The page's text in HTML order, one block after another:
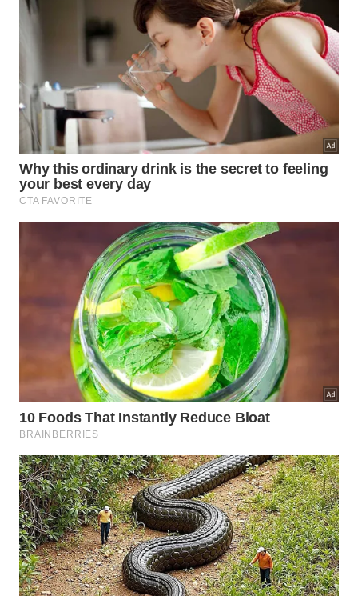
Quais erros mais atrapalham quem
tenta seguir essa recomendação?
Muita gente tropeça menos na falta de informação e
mais na execução. A meta semanal é simples, mas o
acúmulo de fadiga, a escolha errada de ritmo e a
ausência de progressão costumam minar a
consistência.
Começar forte demais e abandonar na segunda
semana
Ignorar dor, falta de ar fora do normal ou
limitações clínicas
Achar que um único treino longo compensa sete
dias parados
Esquecer musculação, mobilidade e sono, que
também influenciam capacidade funcional
Copiar o protocolo de atletas sem considerar
idade, peso, histórico e condicionamento
Em pessoas com hipertensão, obesidade, diabetes,
histórico cardíaco ou muito tempo de sedentarismo,
o ajuste da intensidade precisa ser ainda mais
cuidadoso. Nesses casos, a zona 2 pode ser uma